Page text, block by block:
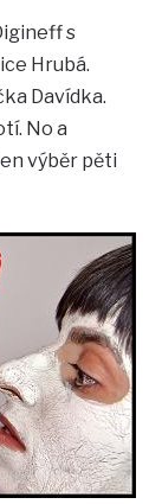
s
Hrubá.
Davídka.
No a
výběr pěti